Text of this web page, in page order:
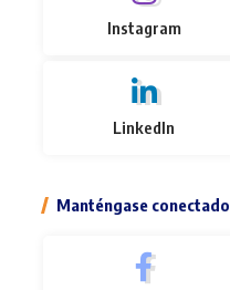
Instagram
LinkedIn
Manténgase conectado